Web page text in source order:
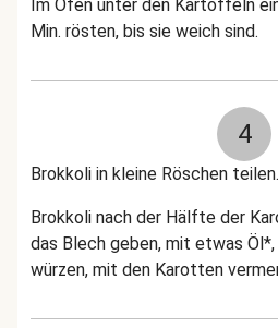
Im Ofen unter den Kartoffeln
Min. rösten, bis sie weich sind.
4
Brokkoli in kleine Röschen teilen.
Brokkoli nach der Hälfte der
das Blech geben, mit etwas
würzen, mit den Karotten